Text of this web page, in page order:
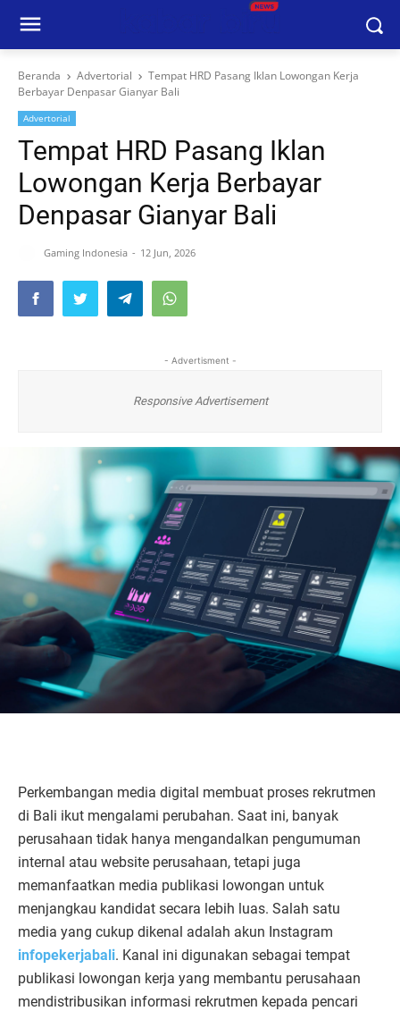
Beranda Advertorial
Tempat HRD Pasang Iklan Lowongan Kerja
Berbayar Denpasar Gianyar Bali
Advertorial
Tempat HRD Pasang Iklan
Lowongan Kerja Berbayar
Denpasar Gianyar Bali
Gaming Indonesia 12 Jun, 2026
- Advertisment -
Responsive Advertisement
Perkembangan media digital membuat proses rekrutmen
di Bali ikut mengalami perubahan. Saat ini, banyak
perusahaan tidak hanya mengandalkan pengumuman
internal atau website perusahaan, tetapi juga
memanfaatkan media publikasi lowongan untuk
menjangkau kandidat secara lebih luas. Salah satu
media yang cukup dikenal adalah akun Instagram
infopekerjabali. Kanal ini digunakan sebagai tempat
publikasi lowongan kerja yang membantu perusahaan
mendistribusikan informasi rekrutmen kepada pencari